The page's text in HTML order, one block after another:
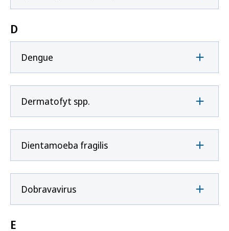
D
Dengue
Dermatofyt spp.
Dientamoeba fragilis
Dobravavirus
E